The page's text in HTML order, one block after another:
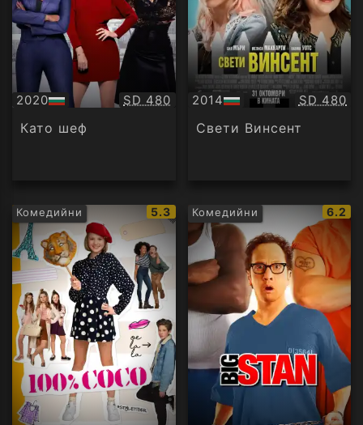
2020
БГ
аудио
Качество:
SD 480
Като шеф
2014
БГ
аудио
SD 480
Свети Винсент
Комедийни
IMDb
рейтинг:
5.3 Комедийни
IMDb
6.2